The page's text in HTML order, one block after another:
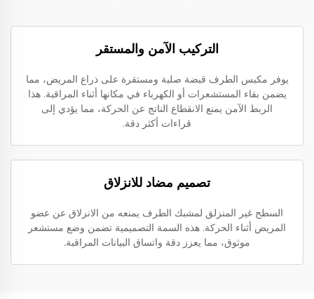
التركيب الآمن والمستقر
يوفر مكبس الطرف قبضة صلبة ومستقرة على ذراع المريض، مما
يضمن بقاء المستشعرات أو الكهرباء في مكانها أثناء المراقبة. هذا
الربط الآمن يمنع الانقطاع الناتج عن الحركة، مما يؤدي إلى
قراءات أكثر دقة.
تصميم مضاد للانزلاق
السطح غير المنزلق لمشبك الطرف يمنعه من الانزلاق عن عضو
المريض أثناء الحركة. هذه السمة التصميمية تضمن وضع مستشعر
موثوق، مما يعزز دقة واتساق البيانات المراقبة.